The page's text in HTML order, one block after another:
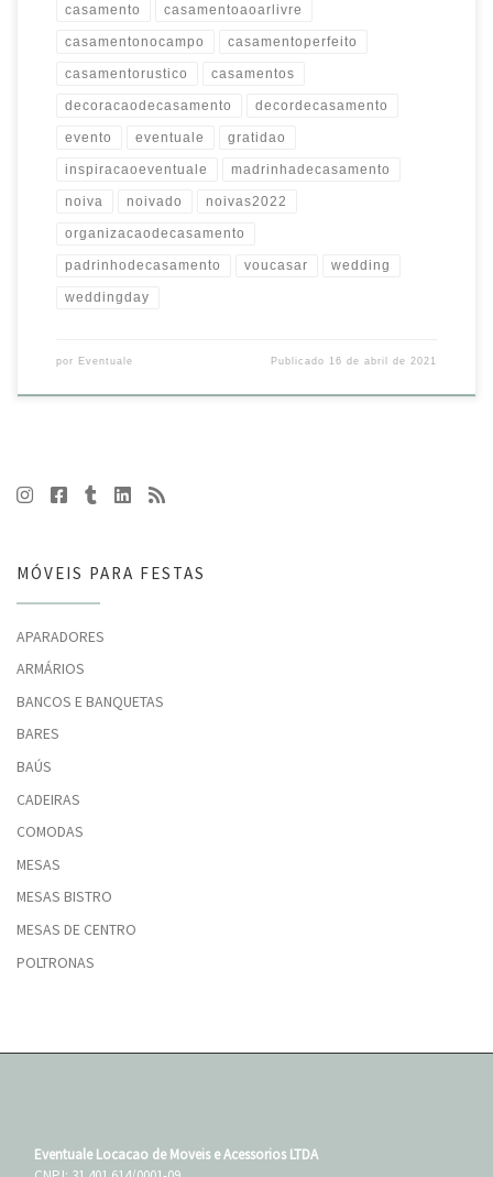
casamento casamentoaoarlivre
casamentonocampo casamentoperfeito
casamentorustico casamentos
decoracaodecasamento decordecasamento
evento eventuale gratidao
inspiracaoeventuale madrinhadecasamento
noiva noivado noivas2022
organizacaodecasamento
padrinhodecasamento voucasar wedding
weddingday
por Eventuale Publicado 16 de abril de 2021
MÓVEIS PARA FESTAS
APARADORES
ARMÁRIOS
BANCOS E BANQUETAS
BARES
BAÚS
CADEIRAS
COMODAS
MESAS
MESAS BISTRO
MESAS DE CENTRO
POLTRONAS
Eventuale Locacao de Moveis e Acessorios LTDA